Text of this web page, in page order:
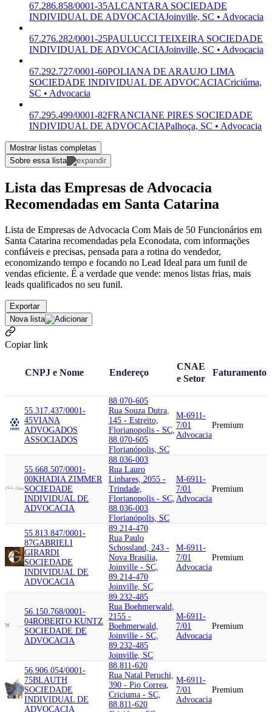
67.286.858/0001-35ALCANTARA SOCIEDADE
INDIVIDUAL DE ADVOCACIAJoinville, SC • Advocacia
67.276.282/0001-25PAULUCCI TEIXEIRA SOCIEDADE
INDIVIDUAL DE ADVOCACIAJoinville, SC • Advocacia
67.292.727/0001-60POLIANA DE ARAUJO LIMA
SOCIEDADE INDIVIDUAL DE ADVOCACIACriciúma,
SC • Advocacia
67.295.499/0001-82FRANCIANE PIRES SOCIEDADE
INDIVIDUAL DE ADVOCACIAPalhoça, SC • Advocacia
Mostrar listas completas
Sobre essa lista
Lista das Empresas de Advocacia
Recomendadas em Santa Catarina
Lista de Empresas de Advocacia Com Mais de 50 Funcionários em
Santa Catarina recomendadas pela Econodata, com informações
confiáveis e precisas, pensada para a rotina do vendedor,
economizando tempo e focando no Lead Ideal para um funil de
vendas eficiente. É a verdade que vende: menos listas frias, mais
leads qualificados no seu funil.
Exportar
Nova lista
Copiar link
CNPJ e Nome Endereço
CNAE
e Setor
Faturamento
55.317.437/0001-
45VIANA
ADVOGADOS
ASSOCIADOS
88.070-605
Rua Souza Dutra,
145 - Estreito,
Florianopolis - SC,
88.070-605
Florianópolis, SC
M-6911-
7/01
Advocacia
Premium
55.668.507/0001-
00KHADIA ZIMMER
SOCIEDADE
INDIVIDUAL DE
ADVOCACIA
88.036-003
Rua Lauro
Linhares, 2055 -
Trindade,
Florianopolis - SC,
88.036-003
Florianópolis, SC
M-6911-
7/01
Advocacia
Premium
55.813.847/0001-
87GABRIELI
GIRARDI
SOCIEDADE
INDIVIDUAL DE
ADVOCACIA
89.214-470
Rua Paulo
Schossland, 243 -
Nova Brasilia,
Joinville - SC,
89.214-470
Joinville, SC
M-6911-
7/01
Advocacia
Premium
56.150.768/0001-
04ROBERTO KUNTZ
SOCIEDADE DE
ADVOCACIA
89.232-485
Rua Boehmerwald,
2155 -
Boehmerwald,
Joinville - SC,
89.232-485
Joinville, SC
M-6911-
7/01
Advocacia
Premium
56.906.054/0001-
75BLAUTH
SOCIEDADE
INDIVIDUAL DE
ADVOCACIA
88.811-620
Rua Natal Peruchi,
390 - Pio Correa,
Criciuma - SC,
88.811-620
M-6911-
7/01
Advocacia
Premium